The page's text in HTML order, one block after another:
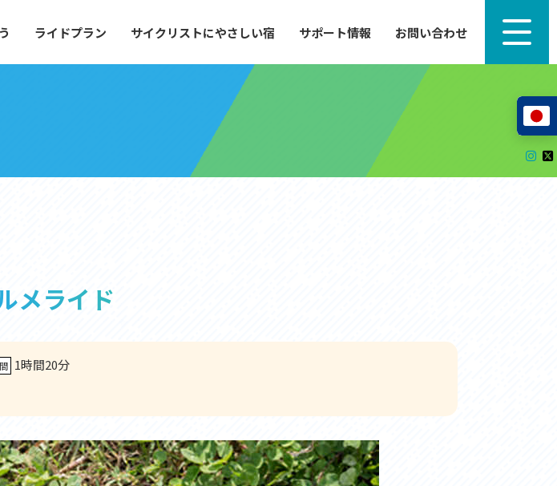
ライドプラン サイクリストにやさしい宿 サポート情報 お問い合わせ
自転車のレンタルから工具の貸し出し、修理、休
憩、トイレまで、実際に現地で役立つサポート情報
サイクルサポートステーション
リゾートエリアの大洗町・ひたちなか市を中心に、
美しく変化に富んだ海岸線などを走り抜ける爽快な
コース紹介
アクセス
おすすめグルメ
ライドプラン
サイクリストにやさしい宿
レンタサイクル
リンク集
メライド
1時間20分